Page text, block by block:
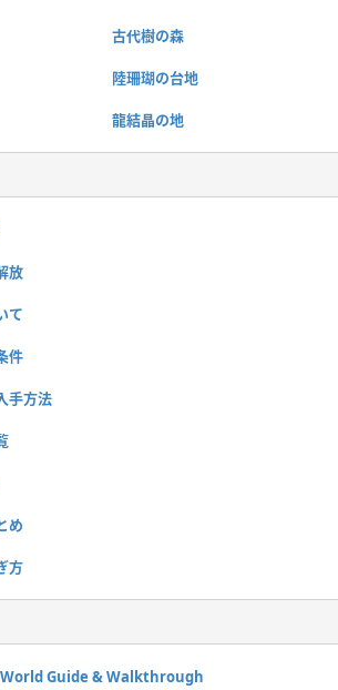
古代樹の森
陸珊瑚の台地
龍結晶の地
放
て
件
手方法
め
方
Guide & Walkthrough